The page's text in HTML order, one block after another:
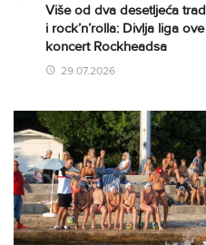
Više od dva desetljeća
i rock’n’rolla: Divlja liga
koncert Rockheadsa
29.07.2026